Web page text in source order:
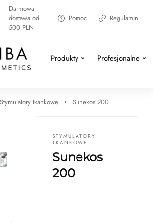
Darmowa
dostawa od
500 PLN
Pomoc Regulamin
Produkty Profesjonalne
Stymulatory tkankowe Sunekos 200
STYMULATORY
TKANKOWE
Sunekos
200